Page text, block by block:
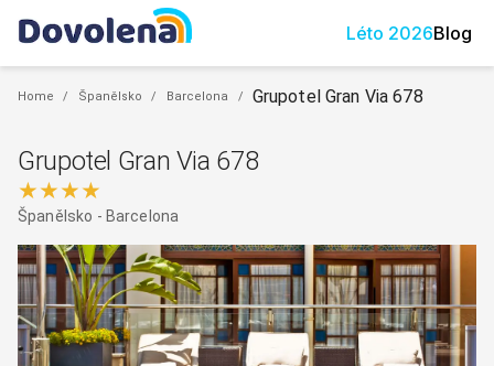
Léto 2026Blog
Home / Španělsko / Barcelona / Grupotel Gran Via 678
Grupotel Gran Via 678
★★★★
Španělsko - Barcelona